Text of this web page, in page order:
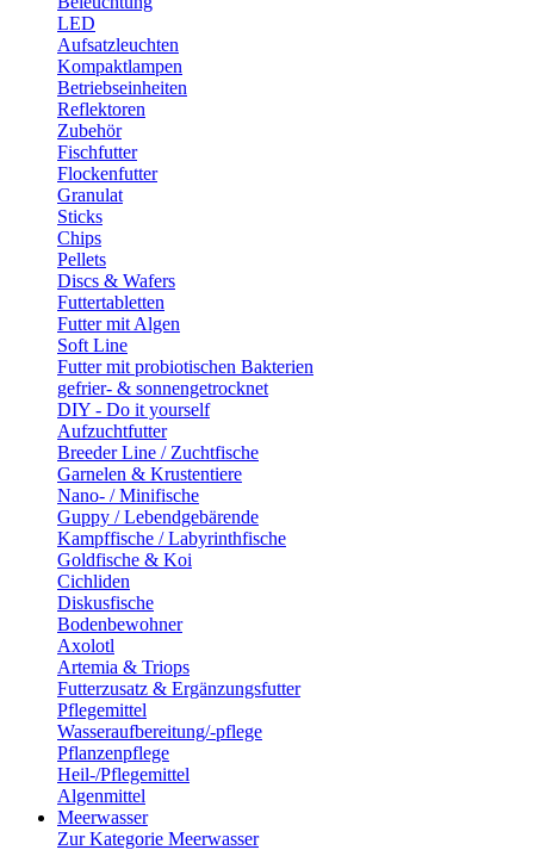
LED
Aufsatzleuchten
Kompaktlampen
Betriebseinheiten
Reflektoren
Zubehör
Fischfutter
Flockenfutter
Granulat
Sticks
Chips
Pellets
Discs & Wafers
Futtertabletten
Futter mit Algen
Soft Line
Futter mit probiotischen Bakterien
gefrier- & sonnengetrocknet
DIY - Do it yourself
Aufzuchtfutter
Breeder Line / Zuchtfische
Garnelen & Krustentiere
Nano- / Minifische
Guppy / Lebendgebärende
Kampffische / Labyrinthfische
Goldfische & Koi
Cichliden
Diskusfische
Bodenbewohner
Axolotl
Artemia & Triops
Futterzusatz & Ergänzungsfutter
Pflegemittel
Wasseraufbereitung/-pflege
Pflanzenpflege
Heil-/Pflegemittel
Algenmittel
Meerwasser
Zur Kategorie Meerwasser